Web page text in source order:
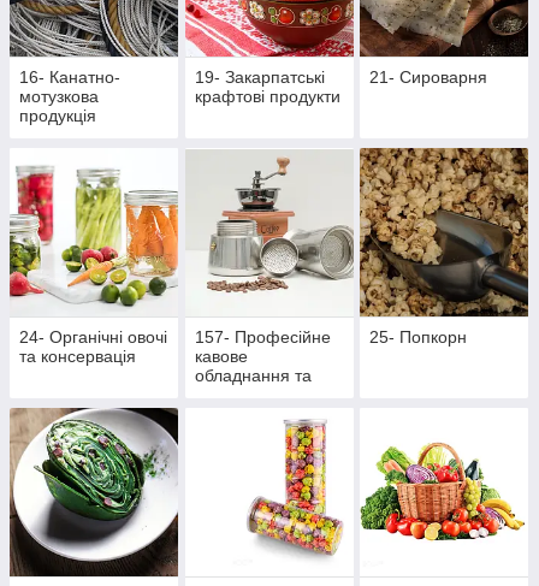
16- Канатно-
мотузкова
продукція
19- Закарпатські
крафтові продукти
21- Сироварня
24- Органічні овочі
та консервація
157- Професійне
кавове
обладнання та
25- Попкорн